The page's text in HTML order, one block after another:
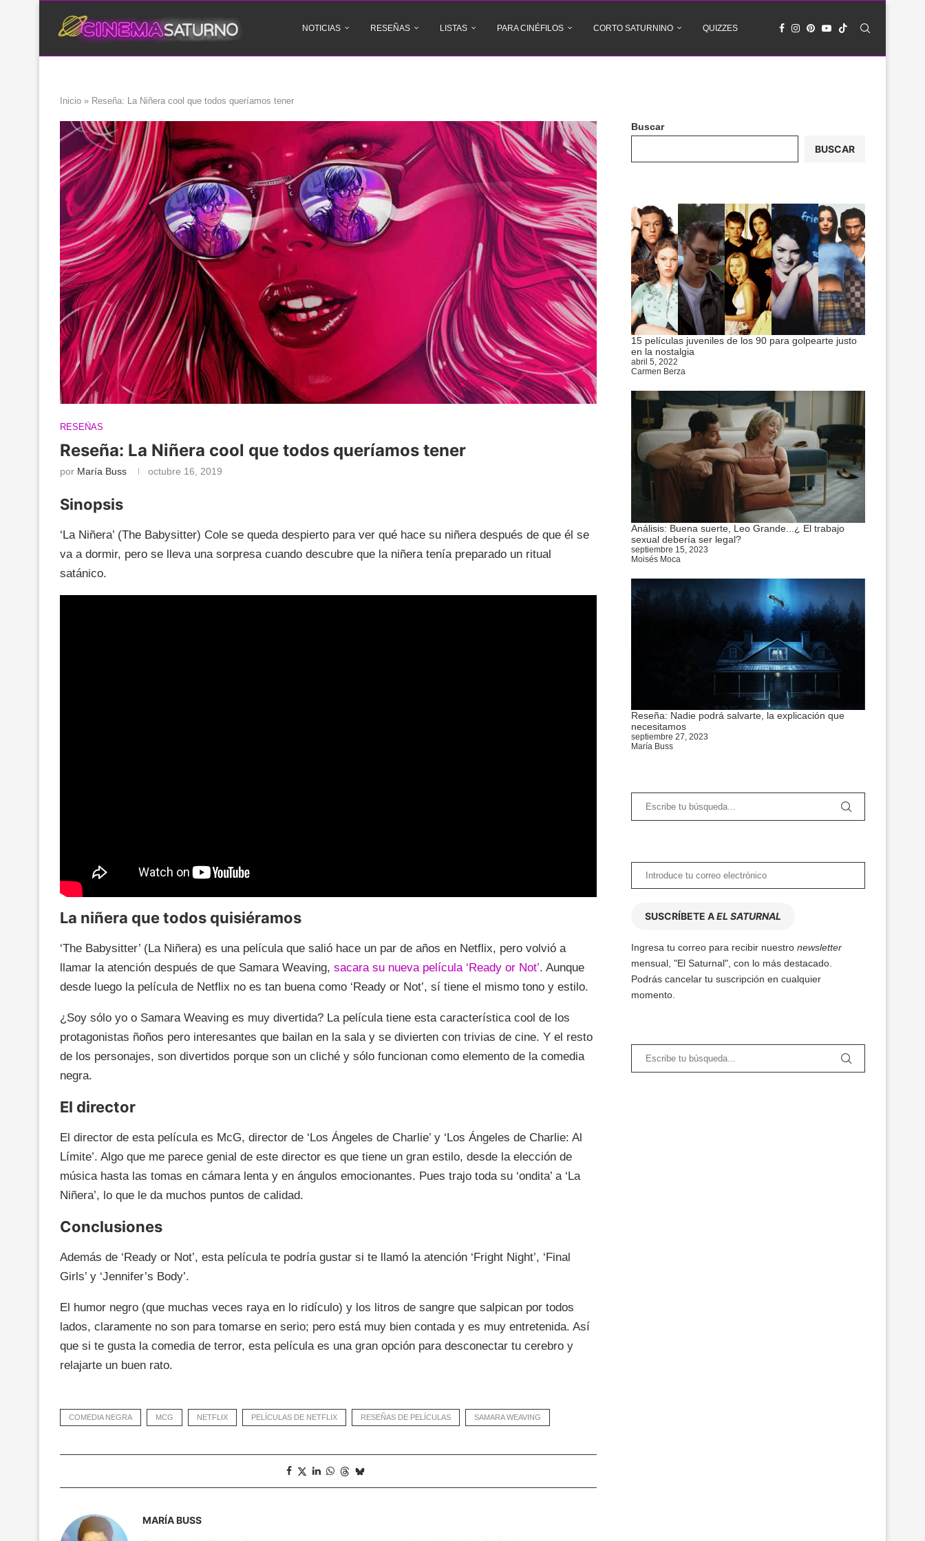
NOTICIAS RESEÑAS LISTAS PARA CINÉFILOS CORTO SATURNINO QUIZZES
Inicio » Reseña: La Niñera cool que todos queríamos tener
RESEÑAS
Reseña: La Niñera cool que todos queríamos tener
por María Buss octubre 16, 2019
Sinopsis
‘La Niñera’ (The Babysitter) Cole se queda despierto para ver qué hace su niñera después de que él se
va a dormir, pero se lleva una sorpresa cuando descubre que la niñera tenía preparado un ritual
satánico.
La niñera que todos quisiéramos
‘The Babysitter’ (La Niñera) es una película que salió hace un par de años en Netflix, pero volvió a
llamar la atención después de que Samara Weaving, sacara su nueva película ‘Ready or Not’. Aunque
desde luego la película de Netflix no es tan buena como ‘Ready or Not’, sí tiene el mismo tono y estilo.
¿Soy sólo yo o Samara Weaving es muy divertida? La película tiene esta característica cool de los
protagonistas ñoños pero interesantes que bailan en la sala y se divierten con trivias de cine. Y el resto
de los personajes, son divertidos porque son un cliché y sólo funcionan como elemento de la comedia
negra.
El director
El director de esta película es McG, director de ‘Los Ángeles de Charlie’ y ‘Los Ángeles de Charlie: Al
Límite’. Algo que me parece genial de este director es que tiene un gran estilo, desde la elección de
música hasta las tomas en cámara lenta y en ángulos emocionantes. Pues trajo toda su ‘ondita’ a ‘La
Niñera’, lo que le da muchos puntos de calidad.
Conclusiones
Además de ‘Ready or Not’, esta película te podría gustar si te llamó la atención ‘Fright Night’, ‘Final
Girls’ y ‘Jennifer’s Body’.
El humor negro (que muchas veces raya en lo ridículo) y los litros de sangre que salpican por todos
lados, claramente no son para tomarse en serio; pero está muy bien contada y es muy entretenida. Así
que si te gusta la comedia de terror, esta película es una gran opción para desconectar tu cerebro y
relajarte un buen rato.
COMEDIA NEGRA MCG NETFLIX PELÍCULAS DE NETFLIX RESEÑAS DE PELÍCULAS SAMARA WEAVING
MARÍA BUSS
Buscar
BUSCAR
15 películas juveniles de los 90 para golpearte justo
en la nostalgia
abril 5, 2022
Carmen Berza
Análisis: Buena suerte, Leo Grande...¿ El trabajo
sexual debería ser legal?
septiembre 15, 2023
Moisés Moca
Reseña: Nadie podrá salvarte, la explicación que
necesitamos
septiembre 27, 2023
María Buss
SUSCRÍBETE AEL SATURNAL
Ingresa tu correo para recibir nuestro newsletter
mensual, "El Saturnal", con lo más destacado.
Podrás cancelar tu suscripción en cualquier
momento.